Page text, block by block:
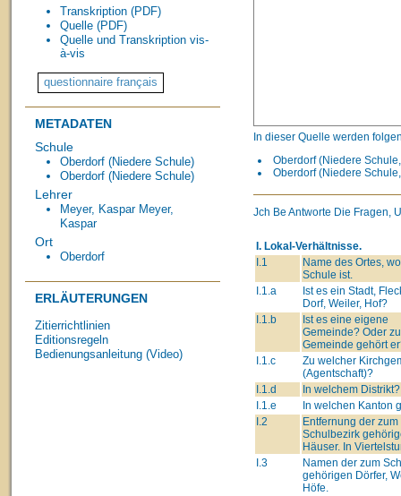
Transkription (PDF)
Quelle (PDF)
Quelle und Transkription vis-
à-vis
METADATEN
Schule
Oberdorf (Niedere Schule)
Oberdorf (Niedere Schule)
Lehrer
Meyer, Kaspar Meyer,
Kaspar
Ort
Oberdorf
ERLÄUTERUNGEN
Zitierrichtlinien
Editionsregeln
Bedienungsanleitung (Video)
In dieser Quelle werden
Oberdorf (Niedere
Oberdorf (Niedere
Jch Be Antworte Die Fragen,
I. Lokal-Verhältnisse.
I.1
Name des Ortes,
Schule ist.
I.1.a
Ist es ein Stadt,
Dorf, Weiler, Hof?
I.1.b
Ist es eine eigene
Gemeinde? Oder
Gemeinde gehört
I.1.c
Zu welcher
(Agentschaft)?
I.1.d
In welchem Distrikt?
I.1.e
In welchen Kanton
I.2
Entfernung der zum
Schulbezirk
Häuser. In
I.3
Namen der zum
gehörigen Dörfer,
Höfe.